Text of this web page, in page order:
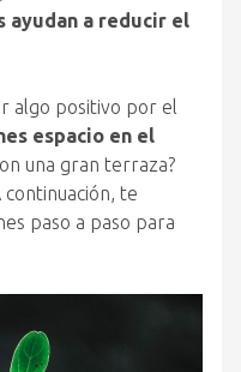
ayudan a reducir el
algo positivo por el
espacio en el
una gran terraza?
te
paso a paso para